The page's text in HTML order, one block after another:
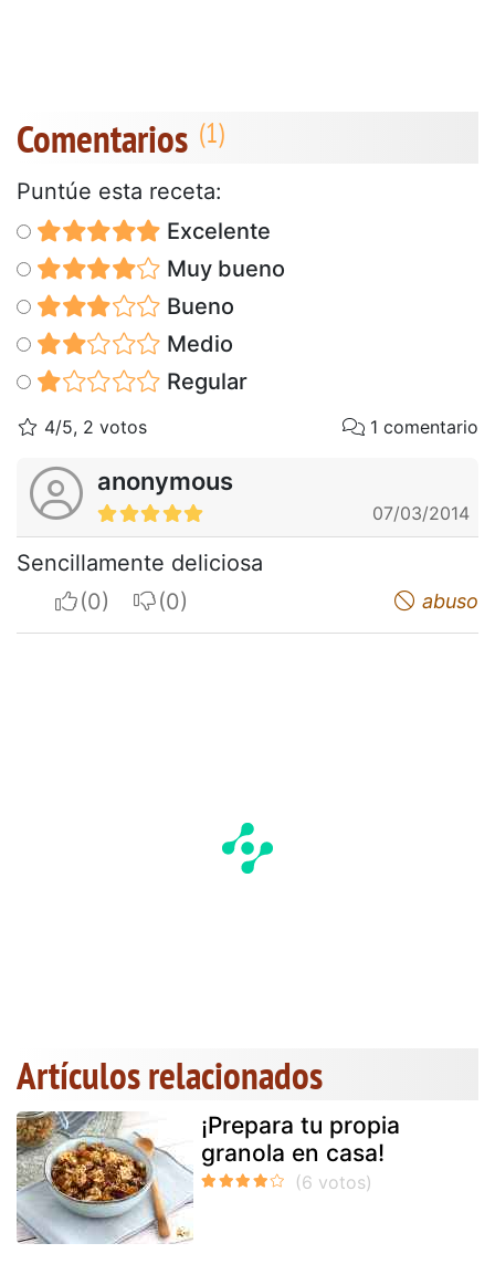
Comentarios
Puntúe esta receta:
Excelente
Muy bueno
Bueno
Medio
Regular
4/5, 2 votos 1 comentario
anonymous
07/03/2014
Sencillamente deliciosa
I apreciateI do not appreciate abuso
Artículos relacionados
¡Prepara tu propia
granola en casa!